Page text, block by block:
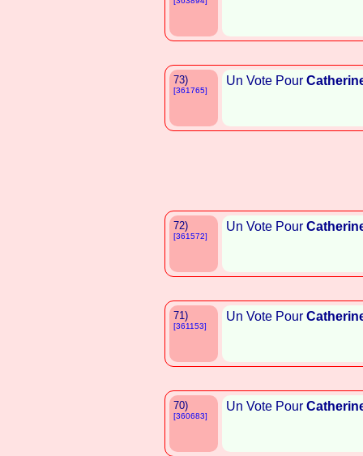
73)
[361765]
Un Vote Pour
72)
[361572]
Un Vote Pour
71)
[361153]
Un Vote Pour
70)
[360683]
Un Vote Pour